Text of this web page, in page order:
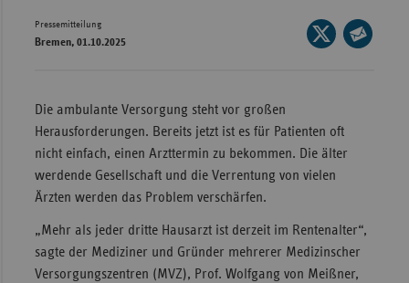
Pressemitteilung
Bremen, 01.10.2025
Seite
auf
Die ambulante Versorgung steht vor großen
Herausforderungen. Bereits jetzt ist es für Patienten oft
nicht einfach, einen Arzttermin zu bekommen. Die älter
werdende Gesellschaft und die Verrentung von vielen
Ärzten werden das Problem verschärfen.
„Mehr als jeder dritte Hausarzt ist derzeit im Rentenalter“,
sagte der Mediziner und Gründer mehrerer Medizinscher
Versorgungszentren (MVZ), Prof. Wolfgang von Meißner,